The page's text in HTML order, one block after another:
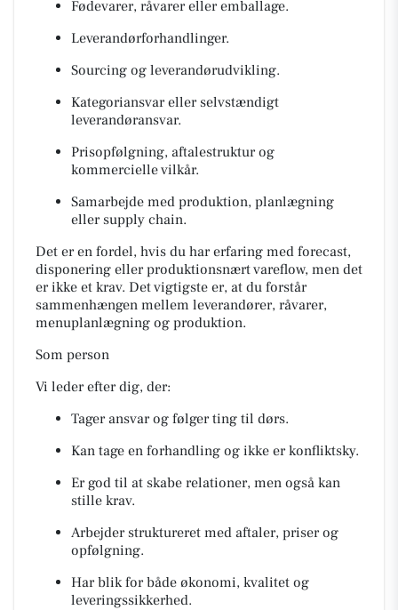
Fødevarer, råvarer eller emballage.
Leverandørforhandlinger.
Sourcing og leverandørudvikling.
Kategoriansvar eller selvstændigt
leverandøransvar.
Prisopfølgning, aftalestruktur og
kommercielle vilkår.
Samarbejde med produktion, planlægning
eller supply chain.
Det er en fordel, hvis du har erfaring med forecast,
disponering eller produktionsnært vareflow, men det
er ikke et krav. Det vigtigste er, at du forstår
sammenhængen mellem leverandører, råvarer,
menuplanlægning og produktion.
Som person
Vi leder efter dig, der:
Tager ansvar og følger ting til dørs.
Kan tage en forhandling og ikke er konfliktsky.
Er god til at skabe relationer, men også kan
stille krav.
Arbejder struktureret med aftaler, priser og
opfølgning.
Har blik for både økonomi, kvalitet og
leveringssikkerhed.